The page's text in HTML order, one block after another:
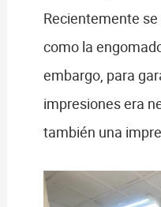
Recientemente
como la
embargo, para
impresiones era
también una